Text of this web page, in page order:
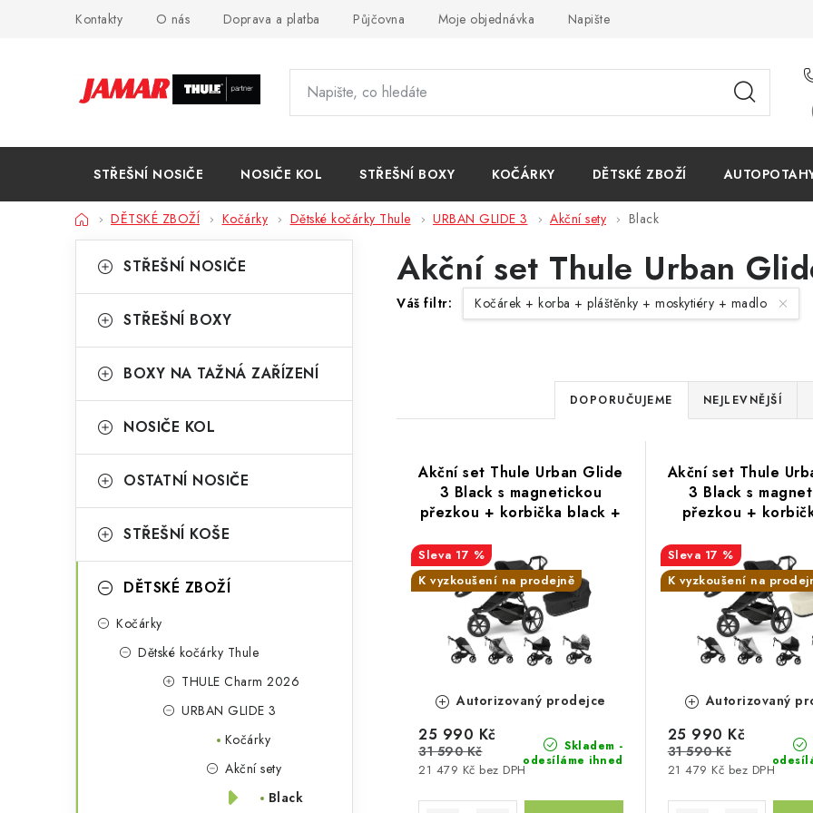
Kontakty O nás Doprava a platba Půjčovna Moje objednávka Napište nám
STŘEŠNÍ NOSIČE NOSIČE KOL STŘEŠNÍ BOXY KOČÁRKY DĚTSKÉ ZBOŽÍ
DomůDĚTSKÉ ZBOŽÍ Kočárky Dětské kočárky Thule URBAN GLIDE 3 Akční sety Black
o
t
r
n
n
p
kategorie
a
e
o
i
STŘEŠNÍ NOSIČE
STŘEŠNÍ BOXY
BOXY NA TAŽNÁ ZAŘÍZENÍ
NOSIČE KOL
OSTATNÍ NOSIČE
STŘEŠNÍ KOŠE
DĚTSKÉ ZBOŽÍ
Kočárky
Dětské kočárky Thule
THULE Charm 2026
URBAN GLIDE 3
Kočárky
Akční sety
Black
Akční set Thule Urban
Váš filtr: Kočárek + korba + pláštěnky + moskytiéry + madlo
Ř
a
z
e
í
p
r
o
d
u
k
DOPORUČUJEME NEJLEVNĚJŠÍ
Akční set Thule Urban Glide
3 Black s magnetickou
přezkou + korbička black +
Altabebe + moskytiéra
Zopa
17 %
K vyzkoušení na prodejně
Autorizovaný prodejce
Skladem -
odesíláme ihned
21 479 Kč bez DPH
25 990 Kč
31 590 Kč
Akční set Thule
3 Black s
přezkou +
pláštěnky
moskytiéra
17 %
K vyzkoušení na
Autorizovaný
21 479 Kč bez DPH
25 990 Kč
31 590 Kč